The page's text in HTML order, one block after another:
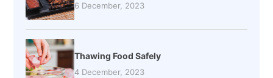
6 December, 2023
Thawing Food Safely
4 December, 2023